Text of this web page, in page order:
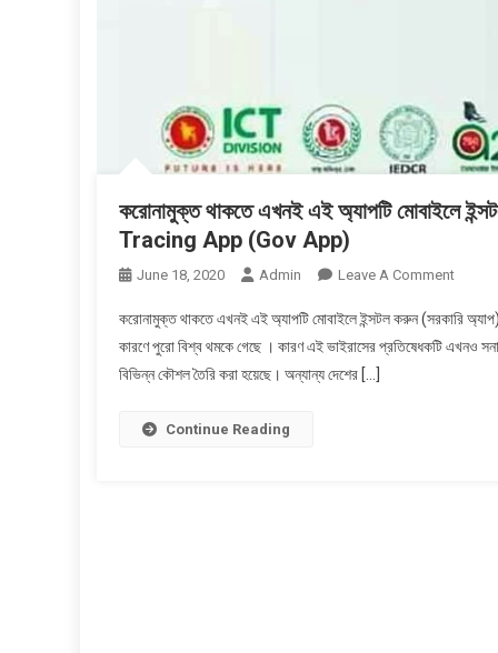
করোনামুক্ত থাকতে এখনই এই অ্যাপটি মোবাইলে
Tracing App (Gov App)
June 18, 2020 Admin Leave A CommentOn
থাকতে
এখনই
করোনামুক্ত থাকতে এখনই এই অ্যাপটি মোবাইলে ইন্সটল করুন
কারণে পুরো বিশ্ব থমকে গেছে । কারণ এই ভাইরাসের প্রতিষেধকটি এখনও
বিভিন্ন কৌশল তৈরি করা হয়েছে। অন্যান্য দেশের […]
Continue Reading